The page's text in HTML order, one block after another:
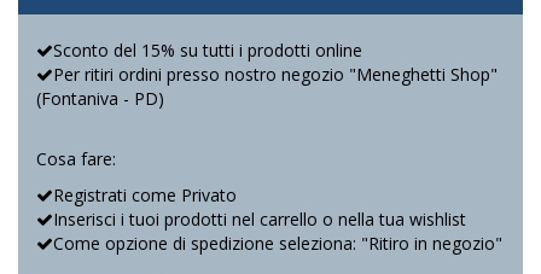
Sconto del 15% su tutti i prodotti online
Per ritiri ordini presso nostro negozio "Meneghetti Shop"
(Fontaniva - PD)
Cosa fare:
Registrati come Privato
Inserisci i tuoi prodotti nel carrello o nella tua wishlist
Come opzione di spedizione seleziona: "Ritiro in negozio"